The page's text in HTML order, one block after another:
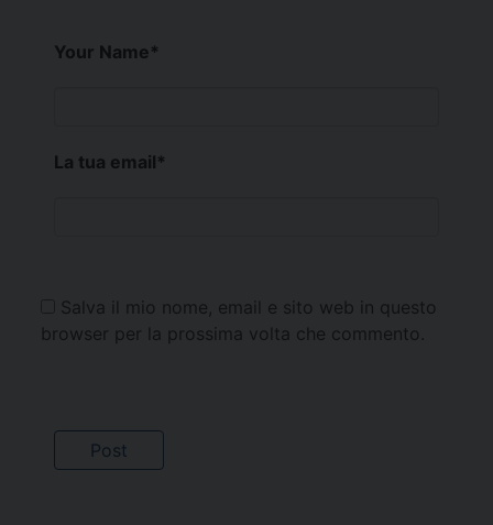
Your Name*
La tua email*
Salva il mio nome, email e sito web in questo
browser per la prossima volta che commento.